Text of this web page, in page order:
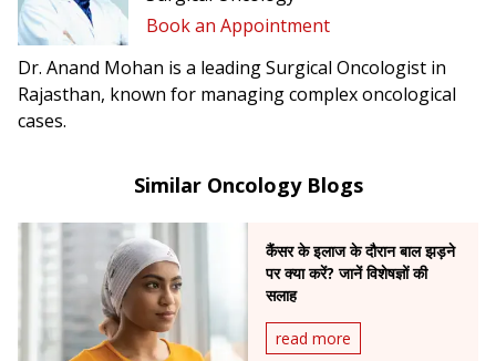
Book an Appointment
Dr. Anand Mohan is a leading Surgical Oncologist in
Rajasthan, known for managing complex oncological
cases.
Similar Oncology Blogs
कैंसर के इलाज के दौरान बाल झड़ने
पर क्या करें? जानें विशेषज्ञों की
सलाह
read more